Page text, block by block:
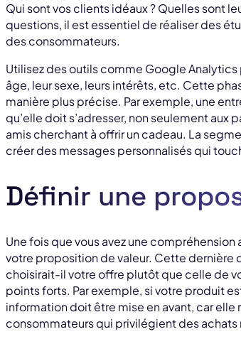
Qui sont vos clients idéaux ? Quelles sont
questions, il est essentiel de réaliser des
des consommateurs.
Utilisez des outils comme Google
âge, leur sexe, leurs intérêts, etc. Cette
manière plus précise. Par exemple, une
qu’elle doit s’adresser, non seulement aux
amis cherchant à offrir un cadeau. La
créer des messages personnalisés qui
Définir une
Une fois que vous avez une
votre proposition de valeur. Cette dernière
choisirait-il votre offre plutôt que celle de
points forts. Par exemple, si votre produit
information doit être mise en avant, car
consommateurs qui privilégient des achats